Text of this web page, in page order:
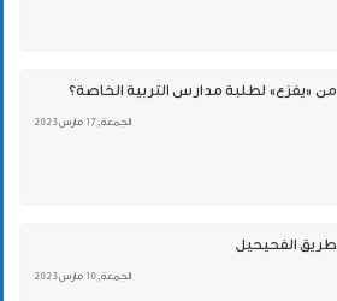
من «يفزع» لطلبة مدارس التربية الخاصة؟
الجمعة , 17 مارس 2023
طريق الفحيحيل
الجمعة , 10 مارس 2023